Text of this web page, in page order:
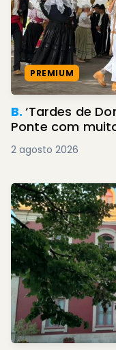
PREMIUM
B.‘Tardes de
Ponte com
2 agosto 2026